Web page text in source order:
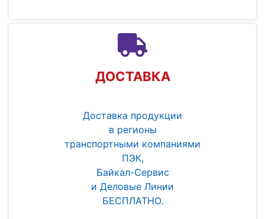
ДОСТАВКА
Доставка продукции
в регионы
транспортными компаниями
ПЭК,
Байкал-Сервис
и Деловые Линии
БЕСПЛАТНО.